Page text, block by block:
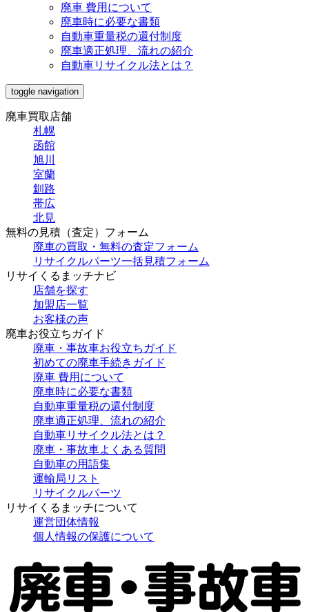
廃車 費用について
廃車時に必要な書類
自動車重量税の還付制度
廃車適正処理、流れの紹介
自動車リサイクル法とは？
toggle navigation
廃車買取店舗
札幌
函館
旭川
室蘭
釧路
帯広
北見
無料の見積（査定）フォーム
廃車の買取・無料の査定フォーム
リサイクルパーツ一括見積フォーム
リサイくるまッチナビ
店舗を探す
加盟店一覧
お客様の声
廃車お役立ちガイド
廃車・事故車お役立ちガイド
初めての廃車手続きガイド
廃車 費用について
廃車時に必要な書類
自動車重量税の還付制度
廃車適正処理、流れの紹介
自動車リサイクル法とは？
廃車・事故車よくある質問
自動車の用語集
運輸局リスト
リサイクルパーツ
リサイくるまッチについて
運営団体情報
個人情報の保護について